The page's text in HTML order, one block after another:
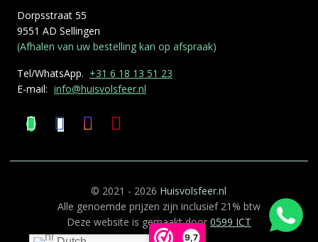
9,7
Dorpsstraat 55
9551 AD Sellingen
(Afhalen van uw bestelling kan op afspraak)
Tel/WhatsApp. +31 6 18 13 51 23
E-mail: info@huisvolsfeer.nl
© 2021 - 2026 Huisvolsfeer.nl
Alle genoemde prijzen zijn inclusief 21% btw
Deze website is gemaakt door 0599 ICT